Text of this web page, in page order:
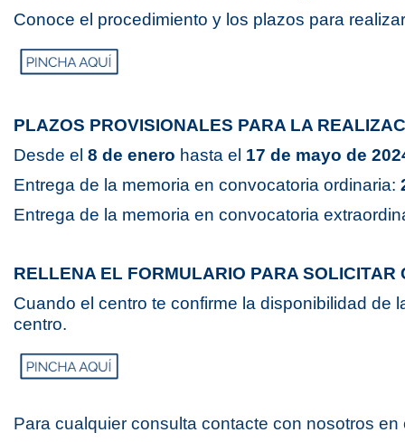
Conoce el procedimiento y los plazos para
PLAZOS PROVISIONALES PARA LA
Desde el 8 de enero hasta el 17 de mayo de
Entrega de la memoria en convocatoria ordinaria:
Entrega de la memoria en convocatoria
RELLENA EL FORMULARIO PARA SOLICITAR
Cuando el centro te confirme la disponibilidad de
centro.
Para cualquier consulta contacte con nosotros